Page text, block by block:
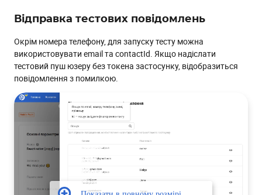
Відправка тестових повідомлень
Окрім номера телефону, для запуску тесту можна
використовувати email та contactId. Якщо надіслати
тестовий пуш юзеру без токена застосунку, відобразиться
повідомлення з помилкою.